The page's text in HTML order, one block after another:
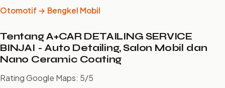
Otomotif → Bengkel Mobil
Tentang A+CAR DETAILING SERVICE
BINJAI - Auto Detailing, Salon Mobil dan
Nano Ceramic Coating
Rating Google Maps: 5/5